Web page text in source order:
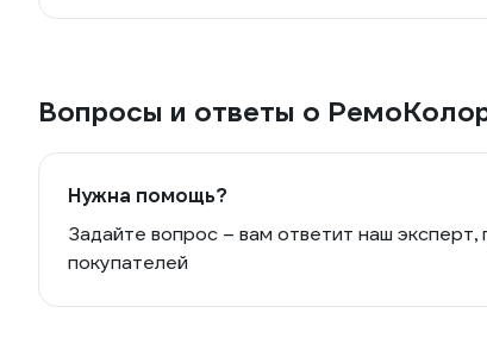
Вопросы и ответы о
Нужна помощь?
Задайте вопрос – вам ответит наш
покупателей